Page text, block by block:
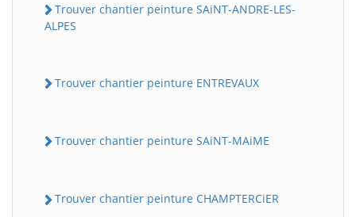
Trouver chantier peinture SAiNT-ANDRE-LES-
ALPES
Trouver chantier peinture ENTREVAUX
Trouver chantier peinture SAiNT-MAiME
Trouver chantier peinture CHAMPTERCiER